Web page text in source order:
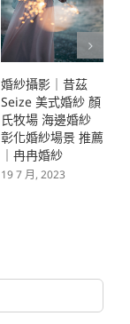
婚紗攝影｜昔茲
Seize 復古婚紗 咖
啡廳 彰化婚紗景點
｜冉冉婚紗
19 7 月, 2023